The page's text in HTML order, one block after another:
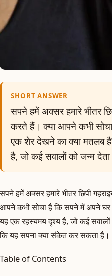
SHORT ANSWER
सपने हमें अक्सर हमारे भीतर
करते हैं। क्या आपने कभी
एक शेर देखने का क्या मतलब
है, जो कई सवालों को जन्म
सपने हमें अक्सर हमारे भीतर छिपी
आपने कभी सोचा है कि सपने में अपने
यह एक रहस्यमय दृश्य है, जो कई
कि यह सपना क्या संकेत कर सकता है।
Table of Contents